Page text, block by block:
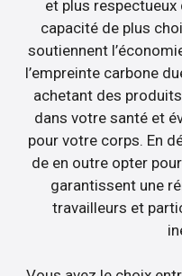
et plus respectueux
capacité de plus
soutiennent
l’empreinte carbone
achetant des
dans votre santé et
pour votre corps. En
de en outre opter
garantissent une
travailleurs et